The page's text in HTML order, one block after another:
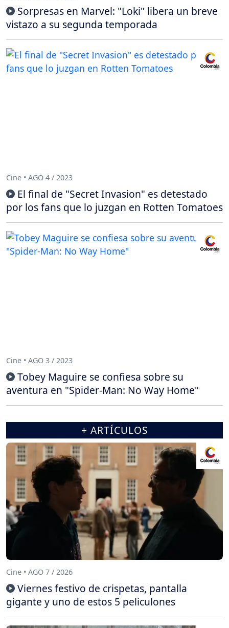
Sorpresas en Marvel: "Loki" libera un breve
vistazo a su segunda temporada
Cine • AGO 4 / 2023
El final de "Secret Invasion" es detestado
por los fans que lo juzgan en Rotten Tomatoes
Cine • AGO 3 / 2023
Tobey Maguire se confiesa sobre su
aventura en "Spider-Man: No Way Home"
+ ARTÍCULOS
Cine • AGO 7 / 2026
Viernes festivo de crispetas, pantalla
gigante y uno de estos 5 peliculones